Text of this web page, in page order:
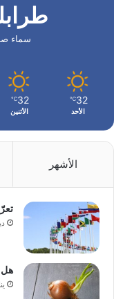
سماء
32
℃
الأحد
32
℃
الأثنين
الأشهر
هل